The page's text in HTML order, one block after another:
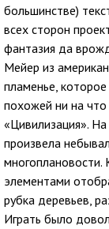
большинстве)
всех сторон
фантазия да
Мейер из
пламенье,
похожей ни на
«Цивилизация».
произвела
многоплановости.
элементами
рубка деревьев,
Играть было